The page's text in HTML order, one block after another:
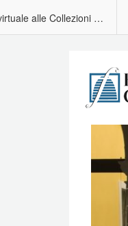
Visita virtuale alle Collezioni d’Arte di Fondazione Cariparma